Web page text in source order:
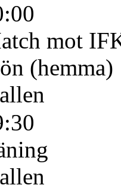
mot
(hemma)